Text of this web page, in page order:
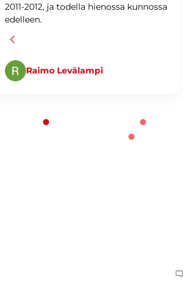
2011-2012, ja todella hienossa kunnossa
edelleen.
Raimo Levälampi